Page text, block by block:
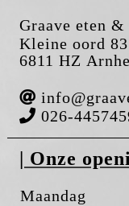
Graave eten
Kleine oord 83
6811 HZ
026-
| Onze
Maandag